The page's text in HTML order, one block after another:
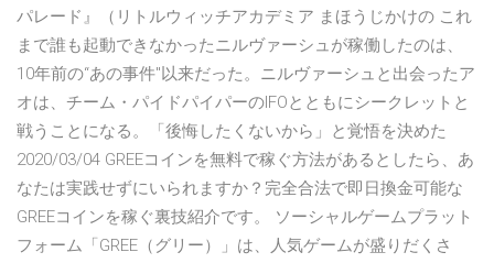
パレード』（リトルウィッチアカデミア まほうじかけの これ
まで誰も起動できなかったニルヴァーシュが稼働したのは、
10年前の“あの事件"以来だった。ニルヴァーシュと出会ったア
オは、チーム・パイドパイパーのIFOとともにシークレットと
戦うことになる。「後悔したくないから」と覚悟を決めた
2020/03/04 GREEコインを無料で稼ぐ方法があるとしたら、あ
なたは実践せずにいられますか？完全合法で即日換金可能な
GREEコインを稼ぐ裏技紹介です。 ソーシャルゲームプラット
フォーム「GREE（グリー）」は、人気ゲームが盛りだくさ